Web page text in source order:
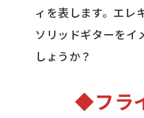
ィを表します。エレ
ソリッドギターをイ
しょうか？
◆フラ